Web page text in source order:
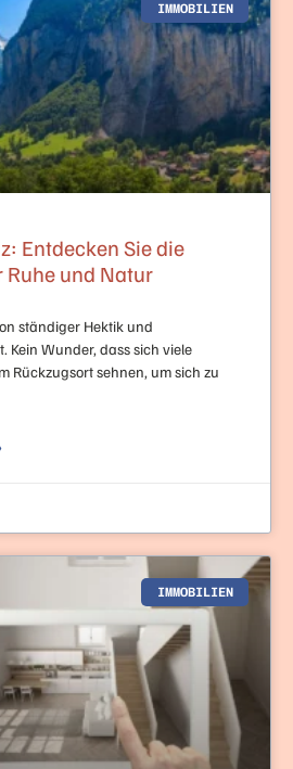
IMMOBILIEN
Entdecken Sie die
Ruhe und Natur
ständiger Hektik und
Kein Wunder, dass sich viele
Rückzugsort sehnen, um sich zu
IMMOBILIEN